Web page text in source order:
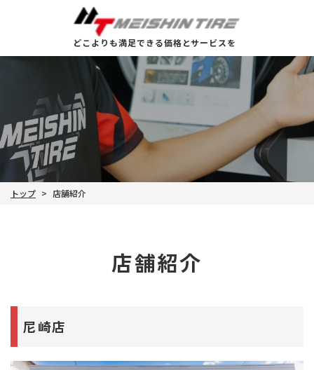
どこよりも満足できる価格とサービスを
トップ > 店舗紹介
店舗紹介
尼崎店